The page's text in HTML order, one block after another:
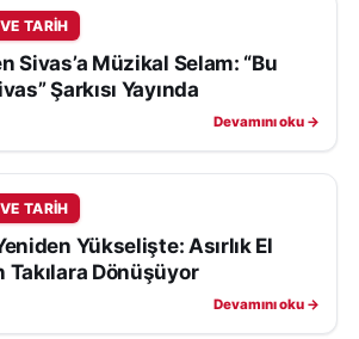
TARIH
Sivas’a Müzikal Selam: “Bu
Şarkısı Yayında
Devamını oku →
TARIH
Yükselişte: Asırlık El
Takılara Dönüşüyor
Devamını oku →